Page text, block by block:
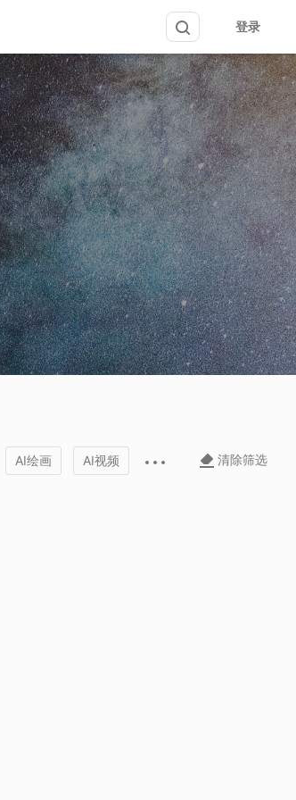
登录
AI绘画 AI视频 清除筛选